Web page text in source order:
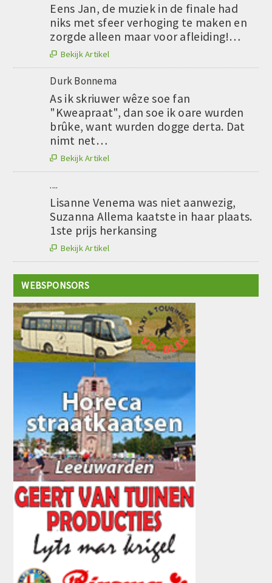
Eens Jan, de muziek in de finale had
niks met sfeer verhoging te maken en
zorgde alleen maar voor afleiding!…
 Bekijk Artikel
Durk Bonnema
As ik skriuwer wêze soe fan
"Kweapraat", dan soe ik oare wurden
brûke, want wurden dogge derta. Dat
nimt net…
 Bekijk Artikel
....
Lisanne Venema was niet aanwezig,
Suzanna Allema kaatste in haar plaats.
1ste prijs herkansing
 Bekijk Artikel
WEBSPONSORS